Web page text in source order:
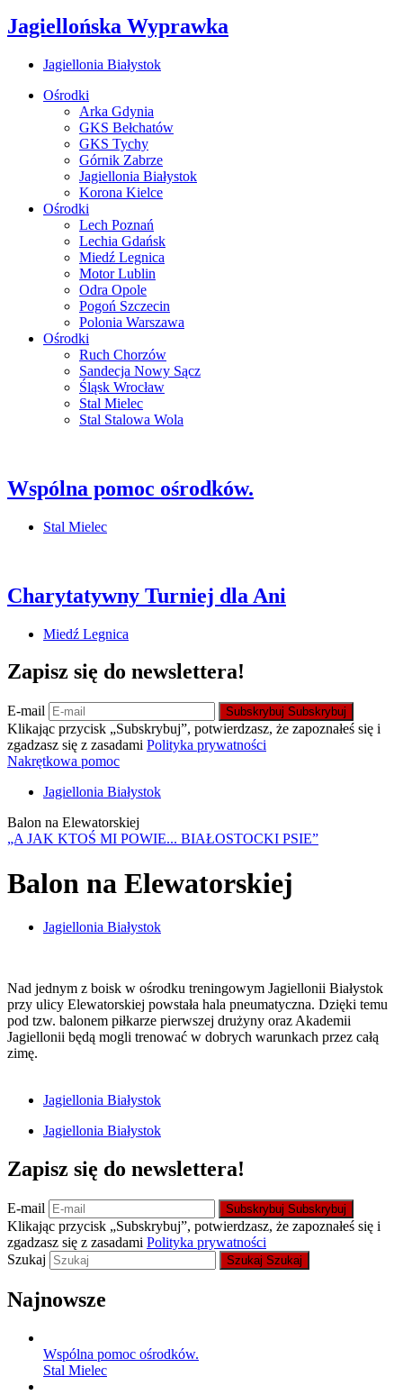
Jagiellońska Wyprawka
Jagiellonia Białystok
Ośrodki
Arka Gdynia
GKS Bełchatów
GKS Tychy
Górnik Zabrze
Jagiellonia Białystok
Korona Kielce
Ośrodki
Lech Poznań
Lechia Gdańsk
Miedź Legnica
Motor Lublin
Odra Opole
Pogoń Szczecin
Polonia Warszawa
Ośrodki
Ruch Chorzów
Sandecja Nowy Sącz
Śląsk Wrocław
Stal Mielec
Stal Stalowa Wola
Wspólna pomoc ośrodków.
Stal Mielec
Charytatywny Turniej dla Ani
Miedź Legnica
Zapisz się do newslettera!
E-mail Subskrybuj Subskrybuj
Klikając przycisk „Subskrybuj”, potwierdzasz, że zapoznałeś się i
zgadzasz się z zasadami Polityka prywatności
Nakrętkowa pomoc
Jagiellonia Białystok
Balon na Elewatorskiej
„A JAK KTOŚ MI POWIE... BIAŁOSTOCKI PSIE”
Balon na Elewatorskiej
Jagiellonia Białystok
Nad jednym z boisk w ośrodku treningowym Jagiellonii Białystok
przy ulicy Elewatorskiej powstała hala pneumatyczna. Dzięki temu
pod tzw. balonem piłkarze pierwszej drużyny oraz Akademii
Jagiellonii będą mogli trenować w dobrych warunkach przez całą
zimę.
Jagiellonia Białystok
Jagiellonia Białystok
Zapisz się do newslettera!
E-mail Subskrybuj Subskrybuj
Klikając przycisk „Subskrybuj”, potwierdzasz, że zapoznałeś się i
zgadzasz się z zasadami Polityka prywatności
Szukaj
Szukaj Szukaj
Najnowsze
Wspólna pomoc ośrodków.
Stal Mielec